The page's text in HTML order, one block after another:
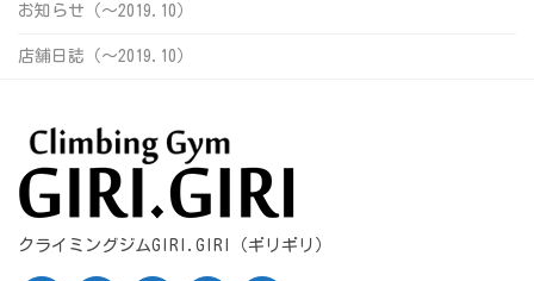
お知らせ（〜2019.10）
店舗日誌（〜2019.10）
クライミングジムGIRI.GIRI（ギリギリ）